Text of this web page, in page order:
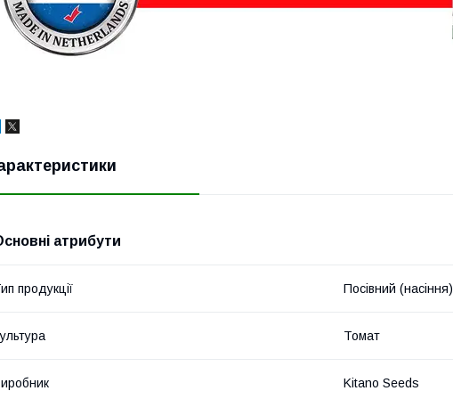
атрибути
продукції Посівний (насіння)
Томат
Kitano Seeds